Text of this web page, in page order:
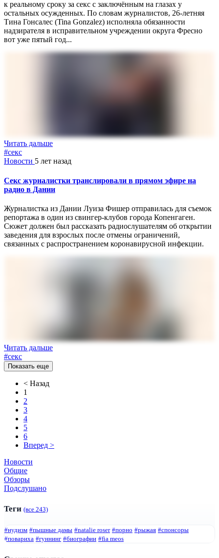
к реальному сроку за секс с заключённым на глазах у
остальных осужденных. По словам журналистов, 26-летняя
Тина Гонсалес (Tina Gonzalez) исполняла обязанности
надзирателя в исправительном учреждении округа Фресно
вот уже пятый год...
Читать дальше
#секс
Новости 5 лет назад
Секс журналистки транслировали в прямом эфире на
радио в Дании
Журналистка из Дании Луиза Фишер отправилась для съемок
репортажа в один из свингер-клубов города Копенгаген.
Сюжет должен был рассказать радиослушателям об открытии
заведения для взрослых после отмены ограничений,
связанных с распространением коронавирусной инфекции.
Читать дальше
#секс
Показать еще
< Назад
1
2
3
4
5
6
Вперед >
Новости
Общие
Обзоры
Подслушано
Теги (все 243)
#нудизм #пышные дамы #natalie roser #порно #рыжая #спонсоры
#повариха #гуннинг #биографии #fia meos